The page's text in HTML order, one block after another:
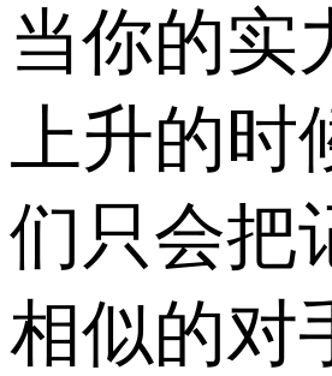
当你的实
上升的时
们只会把
相似的对